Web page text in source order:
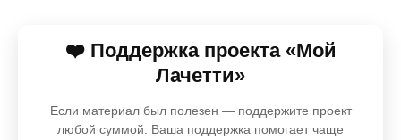
❤️ Поддержка проекта «Мой
Лачетти»
Если материал был полезен — поддержите проект
любой суммой. Ваша поддержка помогает чаще